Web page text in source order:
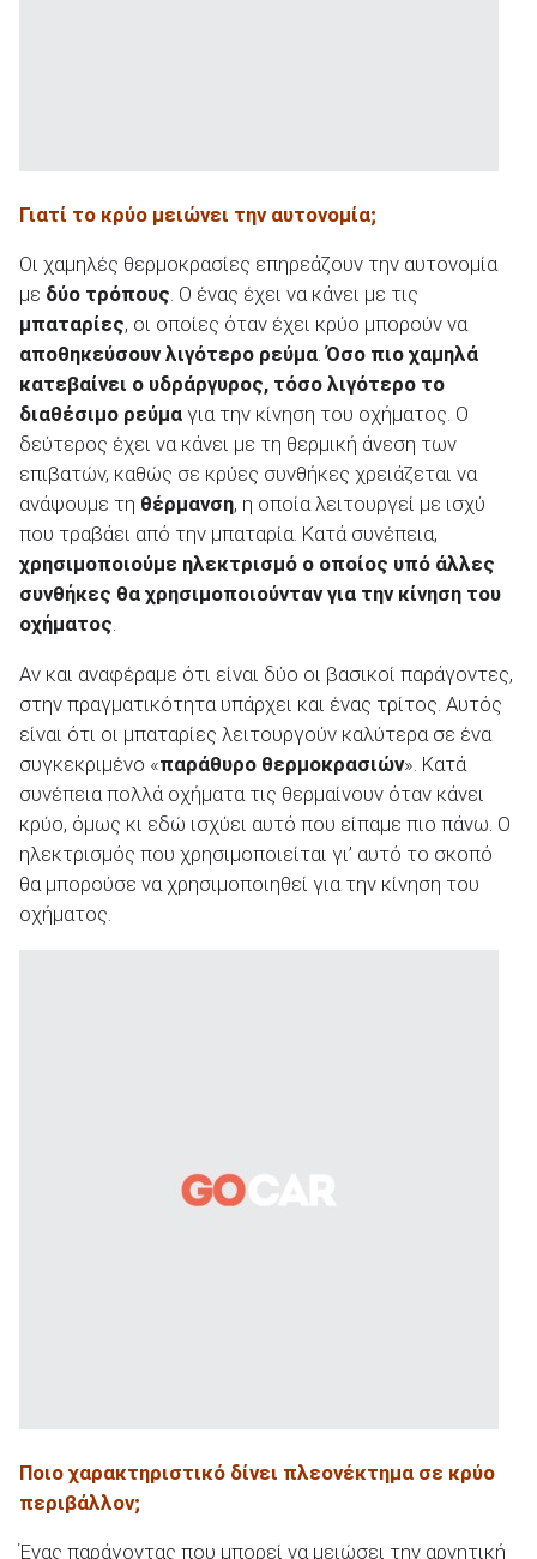
Γιατί το κρύο μειώνει την αυτονομία;
Οι χαμηλές θερμοκρασίες επηρεάζουν την αυτονομία
με δύο τρόπους. Ο ένας έχει να κάνει με τις
μπαταρίες, οι οποίες όταν έχει κρύο μπορούν να
αποθηκεύσουν λιγότερο ρεύμα.Όσο πιο χαμηλά
κατεβαίνει ο υδράργυρος, τόσο λιγότερο το
διαθέσιμο ρεύμα για την κίνηση του οχήματος. Ο
δεύτερος έχει να κάνει με τη θερμική άνεση των
επιβατών, καθώς σε κρύες συνθήκες χρειάζεται να
ανάψουμε τη θέρμανση, η οποία λειτουργεί με ισχύ
που τραβάει από την μπαταρία. Κατά συνέπεια,
χρησιμοποιούμε ηλεκτρισμό ο οποίος υπό άλλες
συνθήκες θα χρησιμοποιούνταν για την κίνηση του
οχήματος.
Αν και αναφέραμε ότι είναι δύο οι βασικοί παράγοντες,
στην πραγματικότητα υπάρχει και ένας τρίτος. Αυτός
είναι ότι οι μπαταρίες λειτουργούν καλύτερα σε ένα
συγκεκριμένο «παράθυρο θερμοκρασιών». Κατά
συνέπεια πολλά οχήματα τις θερμαίνουν όταν κάνει
κρύο, όμως κι εδώ ισχύει αυτό που είπαμε πιο πάνω. Ο
ηλεκτρισμός που χρησιμοποιείται γι’ αυτό το σκοπό
θα μπορούσε να χρησιμοποιηθεί για την κίνηση του
οχήματος.
Ποιο χαρακτηριστικό δίνει πλεονέκτημα σε κρύο
περιβάλλον;
Ένας παράγοντας που μπορεί να μειώσει την αρνητική